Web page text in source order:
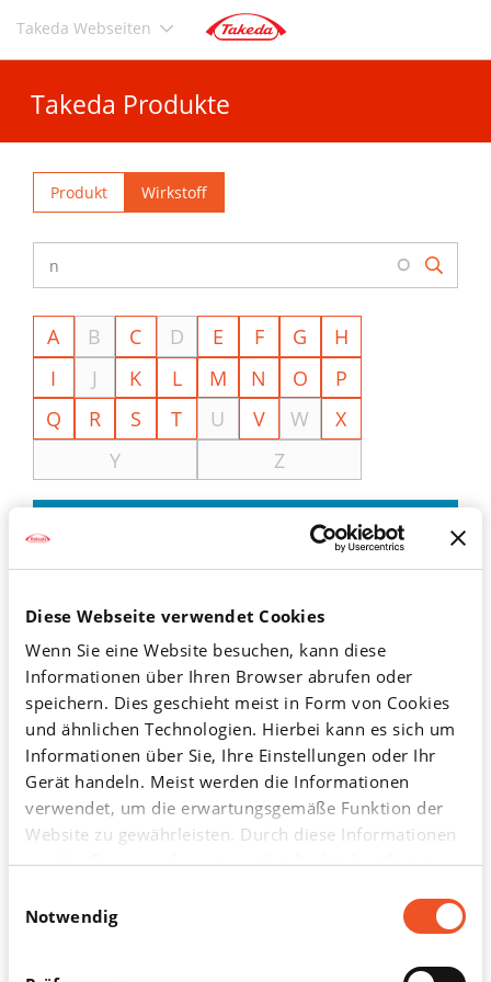
Diese Webseite verwendet Cookies
Wenn Sie eine Website besuchen, kann diese
Informationen über Ihren Browser abrufen oder
speichern. Dies geschieht meist in Form von Cookies
und ähnlichen Technologien. Hierbei kann es sich um
Informationen über Sie, Ihre Einstellungen oder Ihr
Gerät handeln. Meist werden die Informationen
verwendet, um die erwartungsgemäße Funktion der
Website zu gewährleisten. Durch diese Informationen
werden Sie normalerweise nicht direkt identifiziert.
Erlebnis geboten werden. Da wir Ihr Recht auf
entscheiden, bestimmte Arten von Cookies nicht
Notwendig
Direkt
Takeda Webseiten
Takeda Produkte
Produkt Wirkstoff
A B C D E F G
H
I
J K L M N O
P
Q
R S T U V W
X
Y
Z
Für Fachkreise
Diese Inhalte sind zum Teil geschützt und können nur von
medizinischen Fachkreisen nach Heilmittelgewerbegesetz
§10 eingesehen werden. Bitte melden Sie sich an oder
erstellen Sie einen neuen Account.
Anmeldung und Registrierung
ODER
Mit DocCheck anmelden